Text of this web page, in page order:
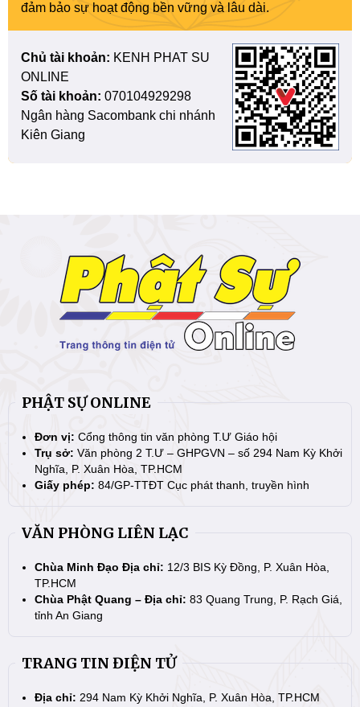
đảm bảo sự hoạt động bền vững và lâu dài.
Chủ tài khoản: KENH PHAT SU
ONLINE
Số tài khoản: 070104929298
Ngân hàng Sacombank chi nhánh
Kiên Giang
PHẬT SỰ ONLINE
Đơn vị: Cổng thông tin văn phòng T.Ư Giáo hội
Trụ sở: Văn phòng 2 T.Ư – GHPGVN – số 294 Nam Kỳ Khởi
Nghĩa, P. Xuân Hòa, TP.HCM
Giấy phép: 84/GP-TTĐT Cục phát thanh, truyền hình
VĂN PHÒNG LIÊN LẠC
Chùa Minh Đạo Địa chỉ: 12/3 BIS Kỳ Đồng, P. Xuân Hòa,
TP.HCM
Chùa Phật Quang – Địa chỉ: 83 Quang Trung, P. Rạch Giá,
tỉnh An Giang
TRANG TIN ĐIỆN TỬ
Địa chỉ: 294 Nam Kỳ Khởi Nghĩa, P. Xuân Hòa, TP.HCM